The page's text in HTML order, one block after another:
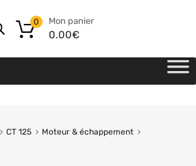
Mon panier
0.00€
0
CT 125
Moteur & échappement